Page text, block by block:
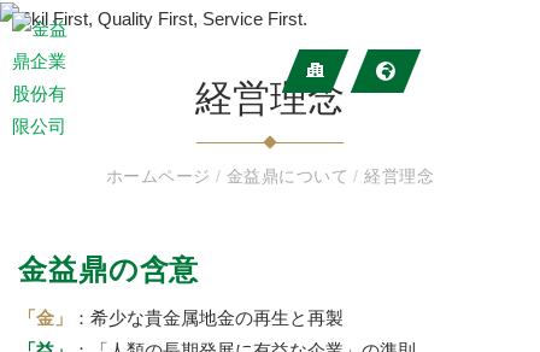
経営理念
ホームページ / 金益鼎について/ 経営理念
金益鼎の含意
「金」
：希少な貴金属地金の再生と再製